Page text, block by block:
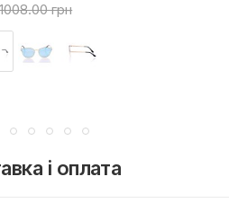
1008.00 грн
і оплата